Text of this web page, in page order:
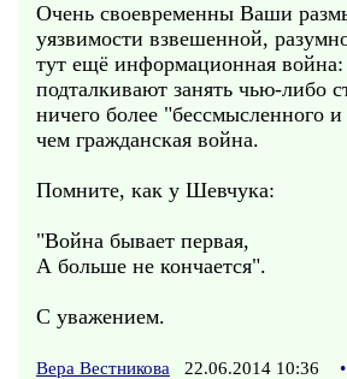
Очень своевременны Ваши
уязвимости взвешенной,
тут ещё информационная
подталкивают занять чью-либо
ничего более "бессмысленного
чем гражданская война.
Помните, как у Шевчука:
"Война бывает первая,
А больше не кончается".
С уважением.
Вера Вестникова 22.06.2014 10:36 •